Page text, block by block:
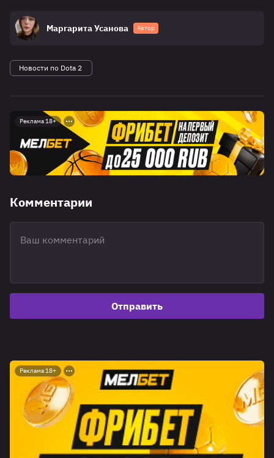
Маргарита Усанова Автор
Новости по Dota 2
Реклама 18+
Комментарии
Отправить
Реклама 18+